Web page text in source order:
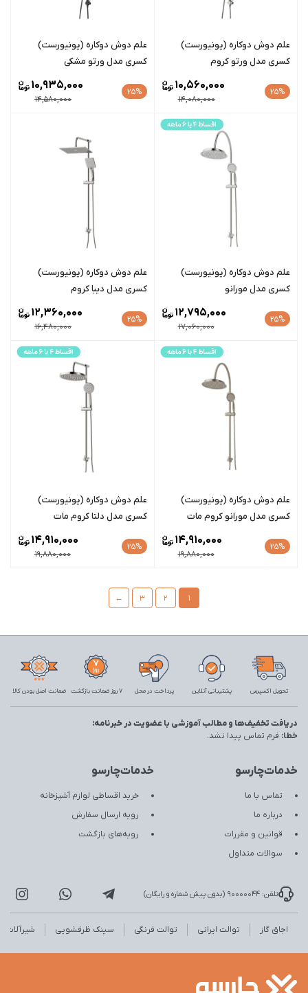
علم دوش دوکاره (یونیورست)
کسری مدل ورتو کروم
25%
14,080,000
10,560,000
علم دوش دوکاره (یونیورست)
کسری مدل ورتو مشکی
25%
14,580,000
10,935,000
علم دوش دوکاره (یونیورست)
کسری مدل مورانو
25%
17,060,000
12,795,000
علم دوش دوکاره (یونیورست)
کسری مدل دیبا کروم
25%
16,480,000
12,360,000
علم دوش دوکاره (یونیورست)
کسری مدل مورانو کروم مات
25%
19,880,000
14,910,000
علم دوش دوکاره (یونیورست)
کسری مدل دلتا کروم مات
25%
19,880,000
14,910,000
1
2
3
←
تحویل اکسپرس پشتیبانی آنلاین پرداخت در محل 7 روز ضمانت بازگشت ضمانت اصل بودن کالا
خدمات‌چارسو
تماس با ما
درباره ما
قوانین و مقررات
سوالات متداول
خدمات‌چارسو
خرید اقساطی لوازم آشپزخانه
رویه ارسال سفارش
رویه‌های بازگشت
دریافت تخفیف‌ها و مطالب آموزشی با عضویت در خبرنامه:
خطا: فرم تماس پیدا نشد.
تلفن: 90000044 (بدون پیش شماره و رایگان)
اجاق گاز توالت ایرانی توالت فرنگی سینک ظرفشویی شیرآلات